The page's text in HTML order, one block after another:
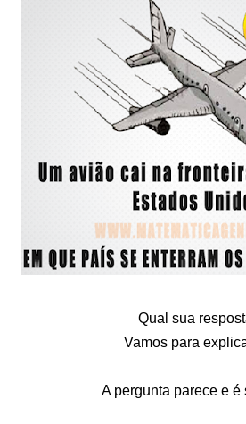
Qual sua
Vamos para
A pergunta parece e é